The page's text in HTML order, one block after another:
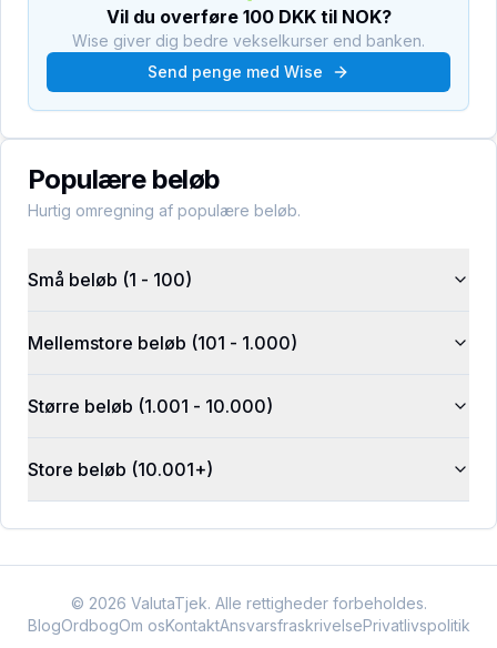
Vil du overføre 100 DKKtil NOK?
Wise giver dig bedre vekselkurser end banken.
Send penge med Wise
Populære beløb
Hurtig omregning af populære beløb.
Små beløb (1 - 100)
Mellemstore beløb (101 - 1.000)
Større beløb (1.001 - 10.000)
Store beløb (10.001+)
© 2026 ValutaTjek. Alle rettigheder forbeholdes.
BlogOrdbogOm osKontaktAnsvarsfraskrivelsePrivatlivspolitik